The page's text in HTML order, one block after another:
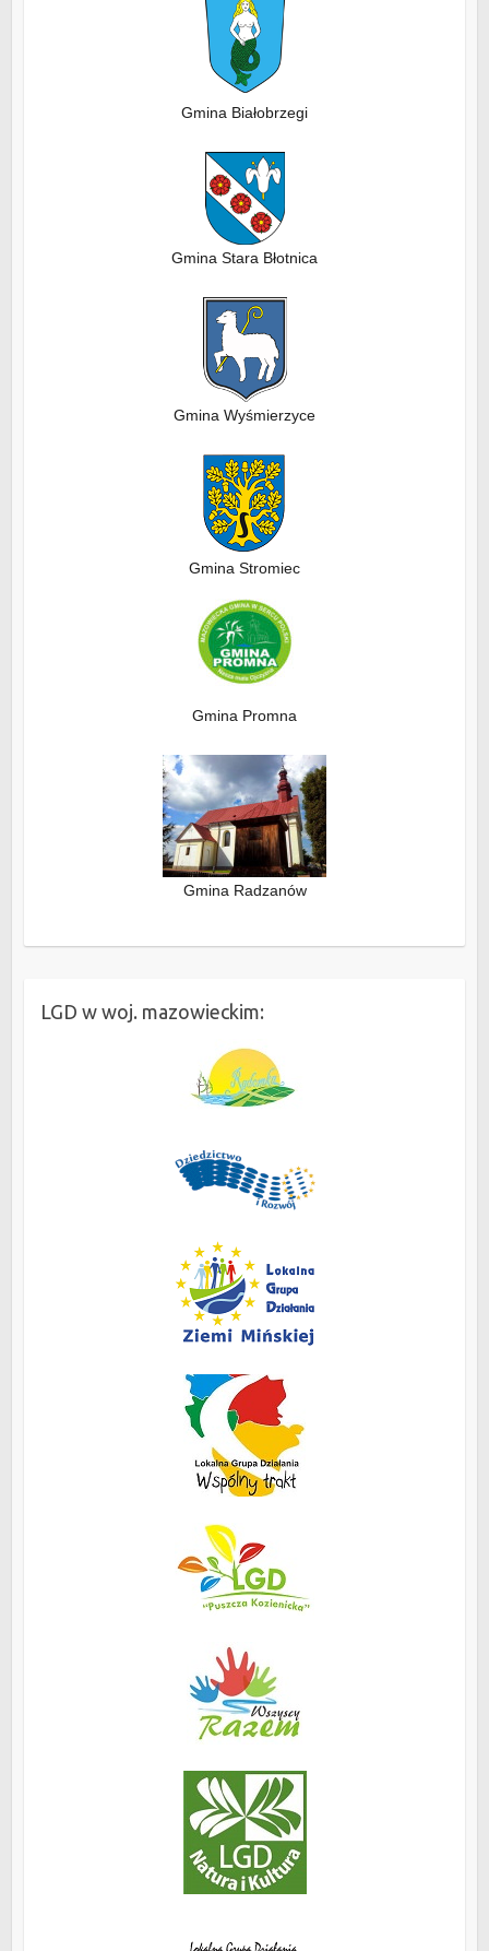
Gmina Białobrzegi
Gmina Stara Błotnica
Gmina Wyśmierzyce
Gmina Stromiec
Gmina Promna
Gmina Radzanów
LGD w woj. mazowieckim: